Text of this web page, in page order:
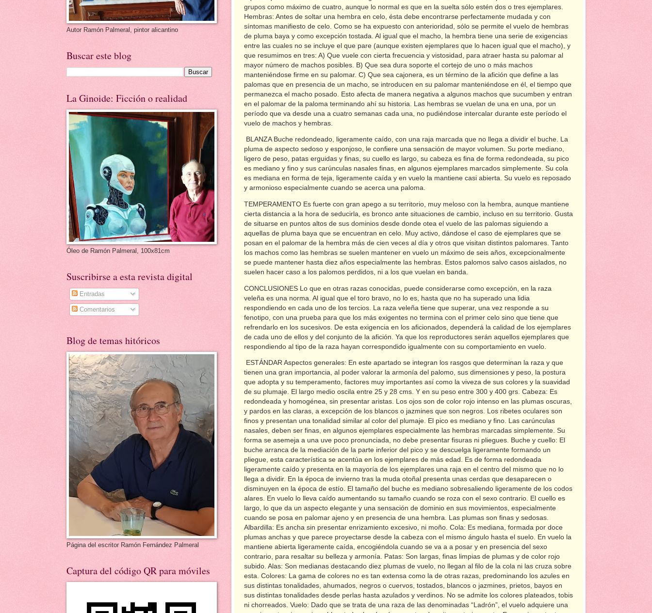
grupos como máximo de cuatro, aunque lo normal es que en la suelta sólo estén dos o tres ejemplares.
Hembras: Antes de soltar una hembra en celo, ésta debe encontrarse perfectamente mudada y con
síntomas manifiesto de celo. Como se ha expuesto con anterioridad, sólo se permite el vuelo de hembras
de pluma baya y como excepción tostada. Al igual que el macho, la hembra tiene una serie de exigencias
entre las cuales no se incluye el que pare (aunque existen ejemplares que lo hacen igual que el macho), y
que resumimos en tres: A) Que vuele con cierta frecuencia y vistosidad, para atraer hasta su palomar al
mayor número de machos posibles. B) Que sea dura soporte el cortejo de uno o más machos
manteniéndose firme en su palomar. C) Que sea cajonera, es un término de la afición que define a las
palomas que en presencia de un macho, se introducen en su palomar manteniéndose en él, el tiempo que
permanezca el macho posado. Esto afecta de manera negativa a algunos machos que sucumben y entran
en el palomar de la paloma terminando ahí su historia. Las hembras se vuelan de una en una, por un
período que va desde una a cuatro semanas cada una, no pudiéndose intercalar durante este período el
vuelo de machos y hembras.
BLANZA Buche redondeado, ligeramente caído, con una raja marcada que no llega a dividir el buche. La
pluma de aspecto sedoso y esponjoso, le confiere una sensación de mayor volumen. Su porte mediano,
ligero de peso, patas erguidas y finas, su cuello es largo, su cabeza es fina de forma redondeada, su pico
es mediano y fino y sus carúnculas nasales finas, en algunos ejemplares marcados simplemente. Su cola
es mediana en forma de teja, ligeramente caída y en vuelo la mantiene casi abierta. Su vuelo es reposado
y armonioso especialmente cuando se acerca una paloma.
TEMPERAMENTO Es fuerte con gran apego a su territorio, muy meloso con la hembra, aunque mantiene
cierta distancia a la hora de seducirla, es bronco ante situaciones de cambio, incluso en su territorio. Gusta
de situarse en puntos altos de sus dominios desde donde otea el vuelo de las palomas siguiendo a
aquellas de pluma baya que se encuentran en celo. Muy activo, dándose el caso de ejemplares que se
posan en el palomar de la hembra más de cien veces al día y otros que visitan distintos palomares. Tanto
los machos como las hembras se suelen mantener en vuelo un máximo de seis años, excepcionalmente
se puede mantener hasta diez años especialmente las hembras. Estos palomos salvo casos aislados, no
suelen hacer caso a los palomos perdidos, ni a los que vuelan en banda.
CONCLUSIONES Lo que en otras razas conocidas, puede considerarse como excepción, en la raza
veleña es una norma. Al igual que el toro bravo, no lo es, hasta que no ha superado una lidia
respondiendo en cada uno de los tercios. La raza veleña tiene que superar, una vez responde a su
fenotipo, con una prueba para que los más exigentes no termina con el primer celo sino que tiene que
refrendarlo en los sucesivos. De esta exigencia en los aficionados, dependerá la calidad de los ejemplares
de cada uno de ellos y del conjunto de la afición. Ya que los reproductores serán aquellos ejemplares que
respondiendo al tipo de la raza hayan correspondido igualmente con su comportamiento en vuelo.
ESTÁNDAR Aspectos generales: En este apartado se integran los rasgos que determinan la raza y que
tienen una gran importancia, al poder valorar la armonía del palomo, sus dimensiones y peso, la postura
que adopta y su temperamento, factores muy importantes así como la viveza de sus colores y la suavidad
de su plumaje. El largo medio oscila entre 25 y 28 cms. Y en su peso entre 300 y 400 grs. Cabeza: Es
redondeada y homogénea, sin presentar aristas. Los ojos son de color rojo intenso en las plumas oscuras,
y pardos en las claras, a excepción de los blancos o jazmines que son negros. Los ribetes oculares son
finos y presentan una tonalidad similar al color del plumaje. El pico es mediano y fino. Las carúnculas
nasales, deben ser finas, en algunos ejemplares especialmente las hembras marcadas simplemente. Su
forma se asemeja a una uve poco pronunciada, no debe presentar fisuras ni pliegues. Buche y cuello: El
buche arranca de la mediación de la parte inferior del pico y se descuelga ligeramente formando un
pliegue, esta característica se acentúa en los ejemplares de más edad. Es de forma redondeada
ligeramente caído y presenta en la mayoría de los ejemplares una raja en el centro del mismo que no lo
llega a dividir. En la época de invierno tras la muda otoñal presenta unas cerdas que desaparecen o
disminuyen en la época de estío. El tamaño del buche es mediano sobresaliendo ligeramente de los codos
alares. En vuelo lo lleva caído aumentando su tamaño cuando se roza con el sexo contrario. El cuello es
largo, lo que da un aspecto elegante y una sensación de dominio en sus movimientos, especialmente
cuando se posa en palomar ajeno y en presencia de una hembra. Las plumas son finas y sedosas.
Albardilla: Es ancha sin presentar enrizamiento excesivo, ni moño. Cola: Es mediana, formada por doce
plumas anchas y que parece proyectarse desde la cabeza con el mismo ángulo hasta el suelo. En vuelo la
mantiene abierta ligeramente caída, encogiéndola cuando se va a a posar y en presencia del sexo
contrario, para resaltar su belleza y armonía. Patas: Son largas, finas limpias de plumas y de color rojo
subido. Alas: Son medianas destacando diez plumas de vuelo, no llegan al filo de la cola ni las cruza sobre
esta. Colores: La gama de colores no es tan extensa como la de otras razas, predominando los azules en
sus distintas tonalidades, ahumados, negros o cuervos, tostados, blancos o jazmines, prietos, bayos en
sus distintas tonalidades desde perlas hasta azulados y verdinos. No se admite los colores plateados, tobis
ni chorreados. Vuelo: Dado que se trata de una raza de las denominadas “Ladrón”, el vuelo adquiere una
Autor Ramón Palmeral, pintor alicantino
Buscar este blog
La Ginoide: Ficción o realidad
Óleo de Ramón Palmeral, 100x81cm
Suscribirse a esta revista digital
Entradas
Comentarios
Blog de temas hitóricos
Página del escritor Ramón Fernández Palmeral
Captura del código QR para móviles